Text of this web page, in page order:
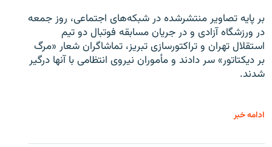
بر پایه تصاویر منتشرشده در شبکه‌های اجتماعی، روز جمعه
در ورزشگاه آزادی و در جریان مسابقه فوتبال دو تیم
استقلال تهران و تراکتورسازی تبریز، تماشاگران شعار «مرگ
بر دیکتاتور» سر دادند و مأموران نیروی انتظامی با آنها درگیر
شدند.
ادامه خبر